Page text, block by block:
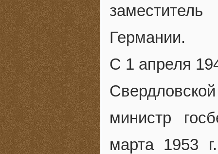
Германии.
С 1 апреля
министр
марта 1953